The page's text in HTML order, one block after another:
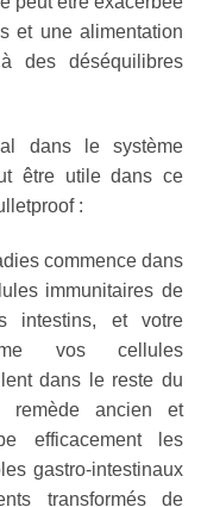
et une alimentation
des déséquilibres
dans le système
être utile dans ce
:
commence dans
immunitaires de
intestins, et votre
vos cellules
dans le reste du
ancien et
efficacement les
gastro-intestinaux
transformés de